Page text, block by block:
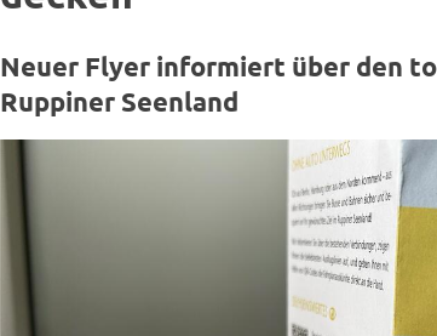
Neuer Flyer in­for­miert über den
Rup­pi­ner Se­en­land